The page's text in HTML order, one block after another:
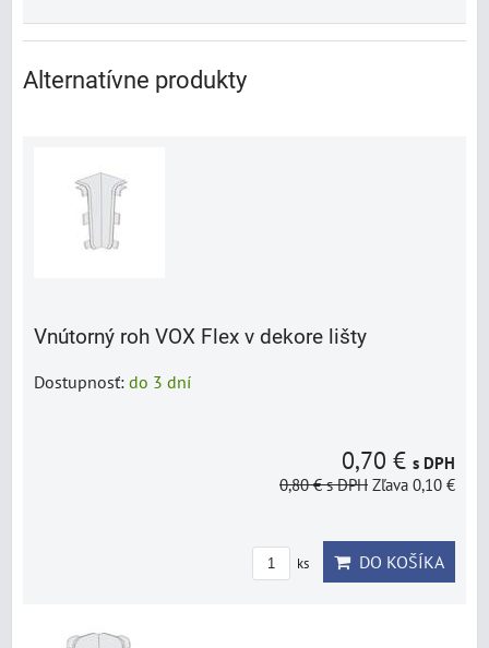
Alternatívne produkty
Vnútorný roh VOX Flex v dekore lišty
Dostupnosť: do 3 dní
0,70 € s DPH
0,80 €s DPH Zľava 0,10 €
ks DO KOŠÍKA